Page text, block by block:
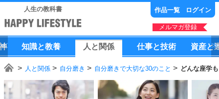
人生の教科書 作品一覧 ログイン
メルマガ登録
知識と教養 人 と 関係 仕事と技術 資産と
人と関係 自分磨き 自分磨きで大切な30のこと どんな座学